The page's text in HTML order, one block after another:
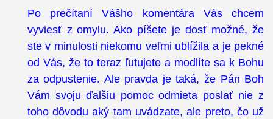
Po prečítaní Vášho komentára Vás chcem
vyviesť z omylu. Ako píšete je dosť možné, že
ste v minulosti niekomu veľmi ublížila a je pekné
od Vás, že to teraz ľutujete a modlíte sa k Bohu
za odpustenie. Ale pravda je taká, že Pán Boh
Vám svoju ďalšiu pomoc odmieta poslať nie z
toho dôvodu aký tam uvádzate, ale preto, čo už